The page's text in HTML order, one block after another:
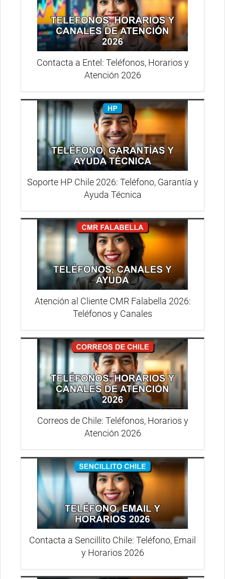
Contacta a Entel: Teléfonos, Horarios y
Atención 2026
Soporte HP Chile 2026: Teléfono, Garantía y
Ayuda Técnica
Atención al Cliente CMR Falabella 2026:
Teléfonos y Canales
Correos de Chile: Teléfonos, Horarios y
Atención 2026
Contacta a Sencillito Chile: Teléfono, Email
y Horarios 2026